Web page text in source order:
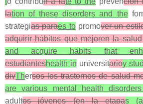
lation of these disorders and the
strategias paraes topromover un
adquirir hábitos que mejoren la
and acquire habits that
estudianteshealth in universitarioy
divThersos los trastornos de salud
are various mental health
adultos jóvenes (en la etapas